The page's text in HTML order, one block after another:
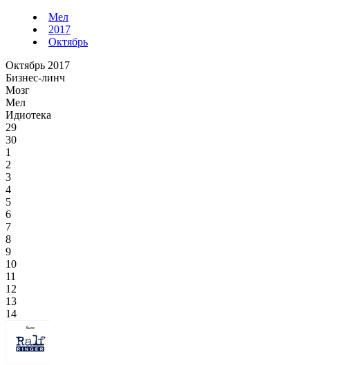
Мел
2017
Октябрь
Октябрь 2017
Бизнес-линч
Мозг
Мел
Идиотека
29
30
1
2
3
4
5
6
7
8
9
10
11
12
13
14